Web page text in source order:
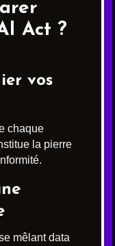
Act ?
vos
chaque
la pierre
mêlant data